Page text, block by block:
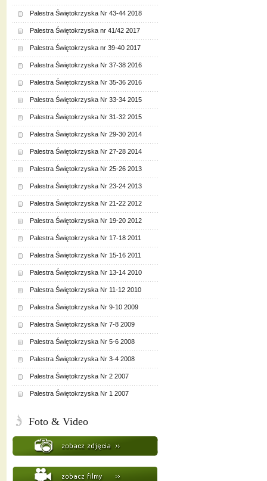
Palestra Świętokrzyska Nr 43-44 2018
Palestra Świętokrzyska nr 41/42 2017
Palestra Świętokrzyska nr 39-40 2017
Palestra Świętokrzyska Nr 37-38 2016
Palestra Świętokrzyska Nr 35-36 2016
Palestra Świętokrzyska Nr 33-34 2015
Palestra Świętokrzyska Nr 31-32 2015
Palestra Świętokrzyska Nr 29-30 2014
Palestra Świętokrzyska Nr 27-28 2014
Palestra Świętokrzyska Nr 25-26 2013
Palestra Świętokrzyska Nr 23-24 2013
Palestra Świętokrzyska Nr 21-22 2012
Palestra Świętokrzyska Nr 19-20 2012
Palestra Świętokrzyska Nr 17-18 2011
Palestra Świętokrzyska Nr 15-16 2011
Palestra Świętokrzyska Nr 13-14 2010
Palestra Świętokrzyska Nr 11-12 2010
Palestra Świętokrzyska Nr 9-10 2009
Palestra Świętokrzyska Nr 7-8 2009
Palestra Świętokrzyska Nr 5-6 2008
Palestra Świętokrzyska Nr 3-4 2008
Palestra Świętokrzyska Nr 2 2007
Palestra Świętokrzyska Nr 1 2007
Foto & Video